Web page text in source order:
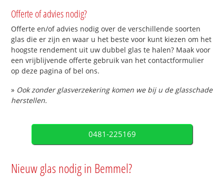
Offerte of advies nodig?
Offerte en/of advies nodig over de verschillende soorten
glas die er zijn en waar u het beste voor kunt kiezen om het
hoogste rendement uit uw dubbel glas te halen? Maak voor
een vrijblijvende offerte gebruik van het contactformulier
op deze pagina of bel ons.
» Ook zonder glasverzekering komen we bij u de glasschade
herstellen.
0481-225169
Nieuw glas nodig in Bemmel?